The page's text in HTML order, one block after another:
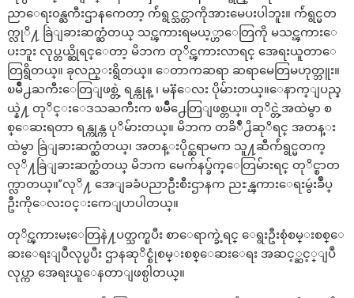
ညာေရး၀န္ႀကီးဌာနကေတာ့ က်ဴရွင္သင္တာကိုအားမေပးပါဘူး။ က်ဴရွင္မတ
က္လုိ႔ ခြဲျခားဆက္ဆံတယ္ သင္ၾကားရမယ့္ဟာေတြကို မသင္ၾကားေ
ပးဘူး လုပ္တယ္ဆိုရင္ေတာ့ မိဘက တုိင္ၾကားလာရင္ အေရးယူတာေ
တြရွိတယ္။ ခုလည္းရွိတယ္။ ေတာကဆရာ ဆရာမေတြမဟုတ္ဘူး။
ၿမိဳ႕ႀကီးေတြျဖစ္တဲ့ ရန္ကုန္ ၊ မနၱေလး ပိုမ်ားတယ္။ေနာက္ျပည္န
ယ္နဲ႔ တုိင္းေဒသႀကီးက ၿမိဳ႕ေတြျဖစ္တယ္။ တုိင္တဲ့အထဲမွာ စ
စ္ေဆးရတာ ရန္ကုန္က ပုိမ်ားတယ္။ မိဘက တခိ်ဳ႕ိဆုိရင္ အတန္း
ထဲမွာ ခြဲျခားဆက္ဆံတယ္၊ အတန္းပိုင္ဆရာမက သူ႔ဆီက်ဴရွင္မတက္
လုိ႔ခြဲျခားဆက္ဆံတယ္ မိဘက မေက်နပ္ခ်က္ေတြမ်ားရင္ တုိင္စာတ
က္လာတယ္။”လုိ႔ အေျခခံပညာဦးစီးဌာနက ညႊန္ၾကားေရးမွဴးခ်ဳပ္
ဦးကိုေလး၀င္းကေျပာပါတယ္။
တုိင္ၾကားမႈေတြနဲ႔ပတ္သက္ၿပီး စာေရာက္ခဲ့ရင္ ေရွးဦးစုံစမ္းစစ္ေ
ဆးေရးျပဳလုပ္ၿပီး ဌာနဆုိင္စုံစမ္းစစ္ေဆးေရး အဆင့္ဆင့္ျပဳ
လုပ္ကာ အေရးယူေနတာျဖစ္ပါတယ္။